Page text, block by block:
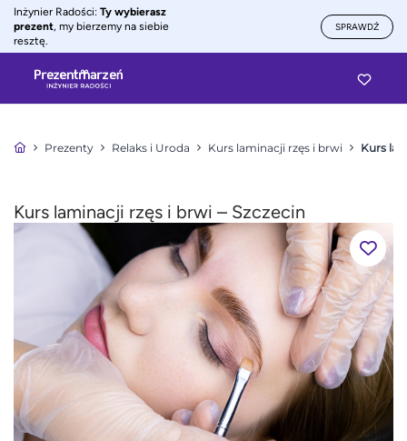
Inżynier Radości: Ty wybierasz
prezent, my bierzemy na siebie
resztę.
SPRAWDŹ
Prezenty Relaks i Uroda Kurs laminacji rzęs i brwi Kurs
Kurs laminacji rzęs i brwi – Szczecin